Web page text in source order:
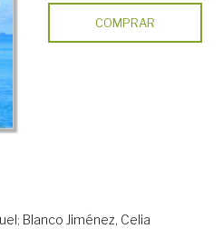
COMPRAR
; Blanco Jiménez, Celia